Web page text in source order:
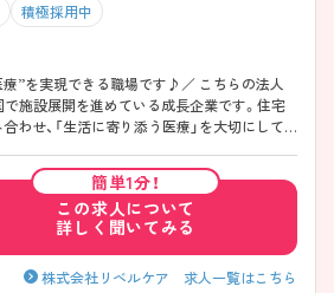
積極採用中
”を実現できる職場です♪／ こちらの法人
で施設展開を進めている成長企業です。住宅
わせ、「生活に寄り添う医療」を大切にして
きる環境が整っています。看護と介護がしっ
関わり方ができる点も魅力です。退院後の
連携しながら、一人ひとりに丁寧に向き合え
見込まれており、長期的なキャリア形成にも
――――――――――――――― ■ 年間休日125
方 ――――――――――――――― 無理なく続け
簡単1分！
この求人について
詳しく聞いてみる
株式会社リベルケア 求人一覧はこちら